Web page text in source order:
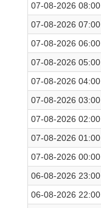
07-08-2026 08:00
07-08-2026 07:00
07-08-2026 06:00
07-08-2026 05:00
07-08-2026 04:00
07-08-2026 03:00
07-08-2026 02:00
07-08-2026 01:00
07-08-2026 00:00
06-08-2026 23:00
06-08-2026 22:00